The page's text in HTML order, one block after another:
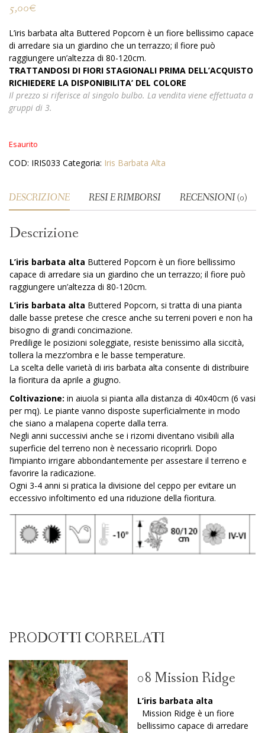
5,00€
L’iris barbata alta Buttered Popcorn è un fiore bellissimo capace
di arredare sia un giardino che un terrazzo; il fiore può
raggiungere un’altezza di 80-120cm.
TRATTANDOSI DI FIORI STAGIONALI PRIMA DELL’ACQUISTO
RICHIEDERE LA DISPONIBILITA’ DEL COLORE
Il prezzo si riferisce al singolo bulbo. La vendita viene effettuata a
gruppi di 3.
Esaurito
COD: IRIS033 Categoria: Iris Barbata Alta
DESCRIZIONE RESI E RIMBORSI RECENSIONI (0)
Descrizione
L’iris barbata alta Buttered Popcorn è un fiore bellissimo
capace di arredare sia un giardino che un terrazzo; il fiore può
raggiungere un’altezza di 80-120cm.
L’iris barbata alta Buttered Popcorn, si tratta di una pianta
dalle basse pretese che cresce anche su terreni poveri e non ha
bisogno di grandi concimazione.
Predilige le posizioni soleggiate, resiste benissimo alla siccità,
tollera la mezz’ombra e le basse temperature.
La scelta delle varietà di iris barbata alta consente di distribuire
la fioritura da aprile a giugno.
Coltivazione: in aiuola si pianta alla distanza di 40x40cm (6 vasi
per mq). Le piante vanno disposte superficialmente in modo
che siano a malapena coperte dalla terra.
Negli anni successivi anche se i rizomi diventano visibili alla
superficie del terreno non è necessario ricoprirli. Dopo
l’impianto irrigare abbondantemente per assestare il terreno e
favorire la radicazione.
Ogni 3-4 anni si pratica la divisione del ceppo per evitare un
eccessivo infoltimento ed una riduzione della fioritura.
PRODOTTI CORRELATI
08 Mission Ridge
L’iris barbata alta
Mission Ridge è un fiore
bellissimo capace di arredare